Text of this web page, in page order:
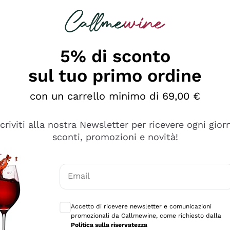
è male ma secondo me ci sono alternative che
5% di sconto
sul tuo primo ordine
con un carrello minimo di 69,00 €
alla nostra Newsletter per ricevere ogni
sconti, promozioni e novità!
Email
Accetto di ricevere newsletter e comunicazioni
promozionali da Callmewine, come richiesto dalla
Politica sulla riservatezza